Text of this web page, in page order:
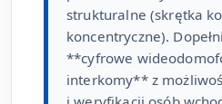
strukturalne (skrętka
koncentryczne).
**cyfrowe
interkomy** z